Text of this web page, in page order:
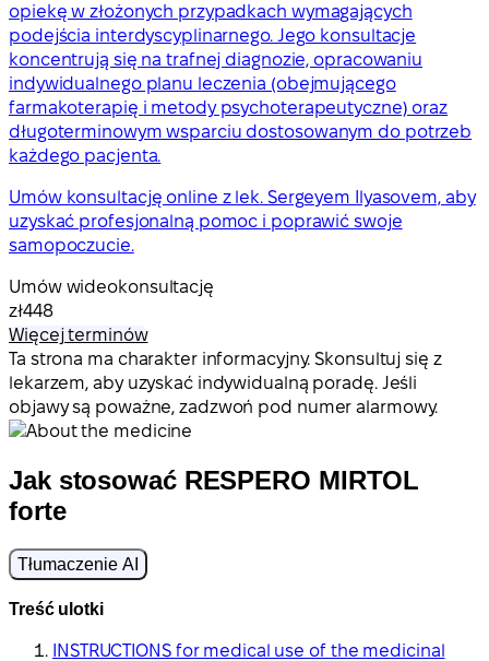
opiekę w złożonych przypadkach wymagających
podejścia interdyscyplinarnego. Jego konsultacje
koncentrują się na trafnej diagnozie, opracowaniu
indywidualnego planu leczenia (obejmującego
farmakoterapię i metody psychoterapeutyczne) oraz
długoterminowym wsparciu dostosowanym do potrzeb
każdego pacjenta.
Umów konsultację online z lek. Sergeyem Ilyasovem, aby
uzyskać profesjonalną pomoc i poprawić swoje
samopoczucie.
Umów wideokonsultację
zł448
Więcej terminów
Ta strona ma charakter informacyjny. Skonsultuj się z
lekarzem, aby uzyskać indywidualną poradę. Jeśli
objawy są poważne, zadzwoń pod numer alarmowy.
Jak stosować RESPERO MIRTOL
forte
Tłumaczenie AI
Treść ulotki
INSTRUCTIONS for medical use of the medicinal